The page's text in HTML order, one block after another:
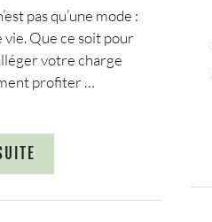
pas qu’une mode :
vie. Que ce soit pour
votre charge
profiter …